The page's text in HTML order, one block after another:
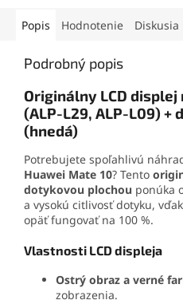
jednoducho nanáša aj na
Popis Hodnotenie Diskusia
Podrobný popis
Originálny LCD displej
(ALP-L29, ALP-L09) +
(hnedá)
Potrebujete spoľahlivú
Huawei Mate 10? Tento
dotykovou plochou ponúka
a vysokú citlivosť dotyku,
opäť fungovať na 100 %.
Vlastnosti LCD displeja
Ostrý obraz a verné
zobrazenia.